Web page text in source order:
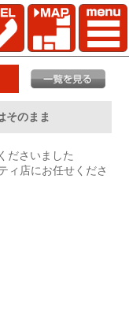
そのまま
ださいました
ィ店にお任せくださ